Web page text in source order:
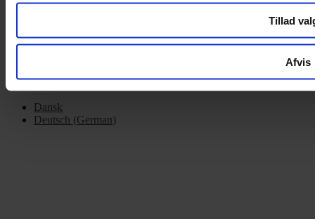
Tillad
Afvis
Copyright © 2022.Design & hosting by Webhuset Ballum ApS
Dansk
Deutsch (German)